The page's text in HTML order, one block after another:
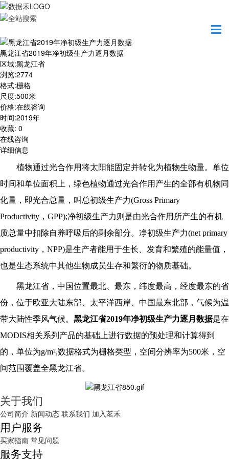
黑龙江省2019年净初级生产力逐月数据
区域:黑龙江省
浏览:2774
格式:栅格
尺度:500米
价格:在线咨询
时间:2019年
收藏: 0
在线咨询
详细信息
植物通过光合作用将太阳能固定并转化为植物生物量。单位
时间和单位面积上，绿色植物通过光合作用产生的全部有机物同
化量，即光合总量，叫总初级生产力(Gross Primary
Productivity，GPP);净初级生产力则是由光合作用所产生的有机
质总量中扣除自养呼吸后的剩余部分。净初级生产力(net primary
productivity，NPP)是生产者能用于生长、发育和繁殖的能量值，
也是生态系统中其他生物成员生存和繁衍的物质基础。
黑龙江省，中国位置最北、最东，纬度最高，经度最东的省
份，位于欧亚大陆东部、太平洋西岸、中国最东北部，气候为温
带大陆性季风气候。 黑龙江省2019年净初级生产力逐月数据是在
MODIS相关系列产品的基础上进行数据的预处理和计算得到
的，单位为g/m²,数据格式为栅格类型，空间分辨率为500米，空
间范围覆盖全黑龙江省。
关于我们
公司简介 新闻动态 联系我们 加入茗禾
用户服务
买家指南 常见问题
服务支持